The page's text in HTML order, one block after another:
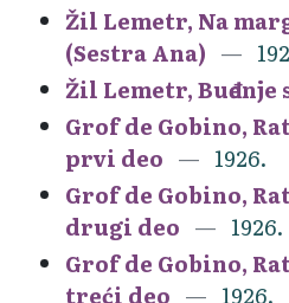
Žil Lemetr, Na
(Sestra Ana)
Žil Lemetr, Buđenje
Grof de Gobino,
prvi deo
1926.
Grof de Gobino,
drugi deo
1926.
Grof de Gobino,
treći deo
1926.